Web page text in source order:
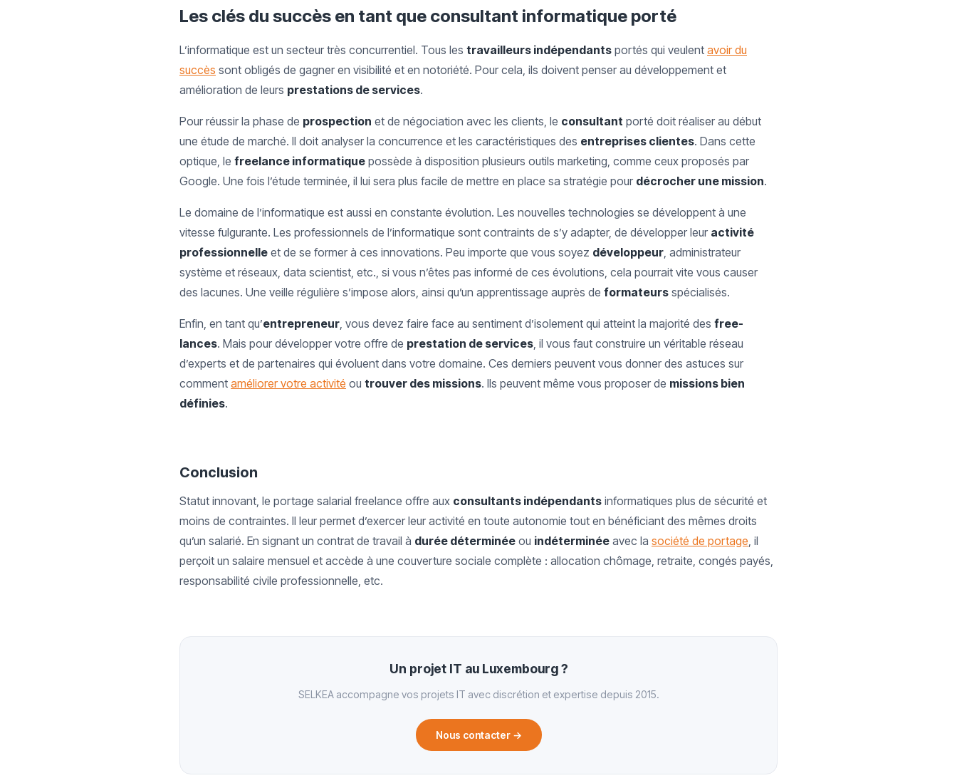
Les clés du succès en tant que consultant informatique porté
L’informatique est un secteur très concurrentiel. Tous les travailleurs indépendants portés qui veulent avoir du
succès sont obligés de gagner en visibilité et en notoriété. Pour cela, ils doivent penser au développement et
amélioration de leurs prestations de services.
Pour réussir la phase de prospection et de négociation avec les clients, le consultant porté doit réaliser au début
une étude de marché. Il doit analyser la concurrence et les caractéristiques des entreprises clientes. Dans cette
optique, le freelance informatique possède à disposition plusieurs outils marketing, comme ceux proposés par
Google. Une fois l’étude terminée, il lui sera plus facile de mettre en place sa stratégie pour décrocher une mission.
Le domaine de l’informatique est aussi en constante évolution. Les nouvelles technologies se développent à une
vitesse fulgurante. Les professionnels de l’informatique sont contraints de s’y adapter, de développer leur activité
professionnelle et de se former à ces innovations. Peu importe que vous soyez développeur , administrateur
système et réseaux, data scientist, etc., si vous n’êtes pas informé de ces évolutions, cela pourrait vite vous causer
des lacunes. Une veille régulière s’impose alors, ainsi qu’un apprentissage auprès de formateurs spécialisés.
Enfin, en tant qu’entrepreneur , vous devez faire face au sentiment d’isolement qui atteint la majorité des free-
lances. Mais pour développer votre offre de prestation de services , il vous faut construire un véritable réseau
d’experts et de partenaires qui évoluent dans votre domaine. Ces derniers peuvent vous donner des astuces sur
comment améliorer votre activité ou trouver des missions. Ils peuvent même vous proposer de missions bien
définies.
Conclusion
Statut innovant, le portage salarial freelance offre aux consultants indépendants informatiques plus de sécurité et
moins de contraintes. Il leur permet d’exercer leur activité en toute autonomie tout en bénéficiant des mêmes droits
qu’un salarié. En signant un contrat de travail à durée déterminée ou indéterminée avec la société de portage , il
perçoit un salaire mensuel et accède à une couverture sociale complète : allocation chômage, retraite, congés payés,
responsabilité civile professionnelle, etc.
Un projet IT au Luxembourg ?
SELKEA accompagne vos projets IT avec discrétion et expertise depuis 2015.
Nous contacter→